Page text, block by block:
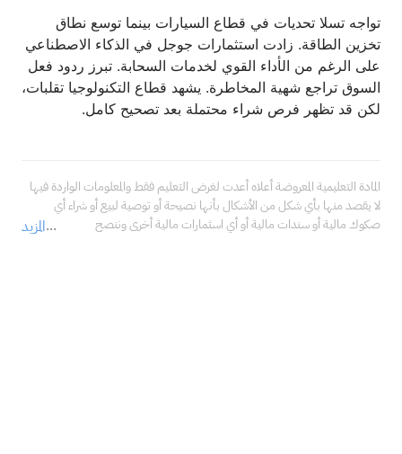
تواجه تسلا تحديات في قطاع السيارات بينما توسع نطاق
تخزين الطاقة. زادت استثمارات جوجل في الذكاء الاصطناعي
على الرغم من الأداء القوي لخدمات السحابة. تبرز ردود فعل
السوق تراجع شهية المخاطرة. يشهد قطاع التكنولوجيا تقلبات،
لكن قد تظهر فرص شراء محتملة بعد تصحيح كامل.
المزيد
المادة التعليمية المعروضة أعلاه أعدت لغرض التعليم فقط والمعلومات الواردة فيها
لا يقصد منها بأي شكل من الأشكال بأنها نصيحة أو توصية لبيع أو شراء أي
صكوك مالية أو سندات مالية أو أي اسثمارات مالية أخرى وننصح